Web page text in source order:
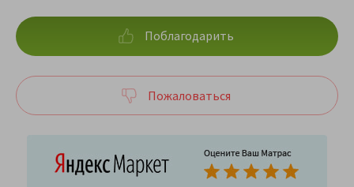
Поблагодарить
Пожаловаться